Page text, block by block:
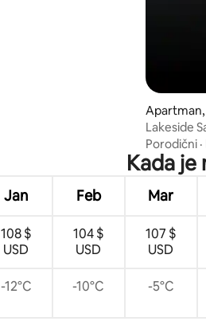
Apartman,
Lakeside
za 2 vozila
Porodični ·
Kada je
Jan Feb Mar
108 $
USD
104 $
USD
107 $
USD
-12°C -10°C -5°C